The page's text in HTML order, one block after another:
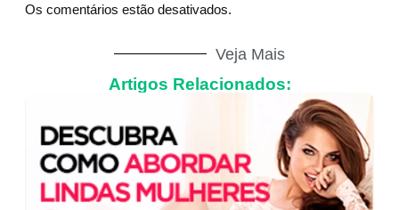
Os comentários estão desativados.
Veja Mais
Artigos Relacionados: